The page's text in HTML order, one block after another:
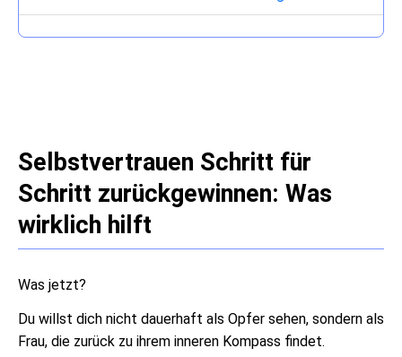
Selbstvertrauen Schritt für
Schritt zurückgewinnen: Was
wirklich hilft
Was jetzt?
Du willst dich nicht dauerhaft als Opfer sehen, sondern als
Frau, die zurück zu ihrem inneren Kompass findet.